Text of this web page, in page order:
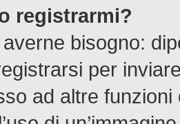
registrarmi?
bisogno:
per
ad altre